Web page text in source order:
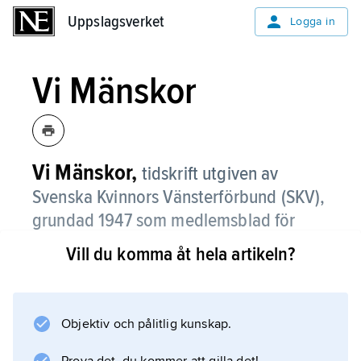
Uppslagsverket Logga in
Vi Mänskor
Vi Mänskor, tidskrift utgiven av
Svenska Kvinnors Vänsterförbund (SKV),
grundad 1947 som medlemsblad för
SKV under namnet
Vi Kvinnor i
demokratiskt världsförbund.
Vi Kvinnor
Vill du komma åt hela artikeln?
Objektiv och pålitlig kunskap.